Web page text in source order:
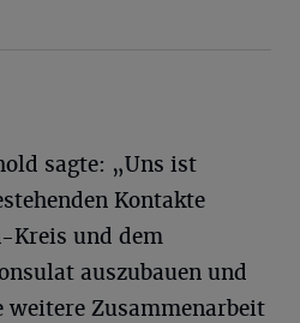
sagte: „Uns ist
Kontakte
Kreis und dem
auszubauen und
Zusammenarbeit